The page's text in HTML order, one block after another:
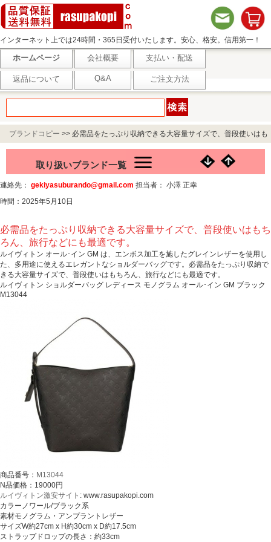
インターネット上では24時間・365日受付いたします。安心、格安。信用第一！
ホームページ 会社概要 支払い・配送
返品について Q&A ご注文方法
ブランドコピー >> 必需品をたっぷり収納できる大容量サイズで、普段使いはも
取り扱いブランド一覧
連絡先： gekiyasuburando@gmail.com 担当者： 小澤 正幸
時間：2025年5月10日
必需品をたっぷり収納できる大容量サイズで、普段使いはもち
ろん、旅行などにも最適です。
ルイヴィトン オール･イン GM は、エンボス加工を施したグレインレザーを使用し
た、多用途に使えるエレガントなショルダーバッグです。必需品をたっぷり収納で
きる大容量サイズで、普段使いはもちろん、旅行などにも最適です。
ルイヴィトン ショルダーバッグ レディース モノグラム オール･イン GM ブラック
M13044
商品番号： M13044
N品価格：19000円
ルイヴィトン激安サイト : www.rasupakopi.com
カラーノワール/ブラック系
素材モノグラム・アンプラントレザー
サイズW約27cm x H約30cm x D約17.5cm
ストラップドロップの長さ：約33cm